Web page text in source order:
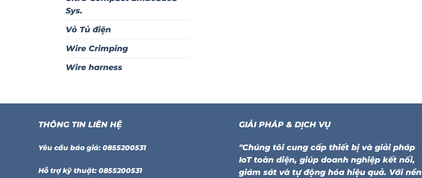
Sys.
Vỏ Tủ điện
Wire Crimping
Wire harness
THÔNG TIN LIÊN HỆ
Yêu cầu báo giá: 0855200531
Hỗ trợ kỹ thuật: 0855200531
GIẢI PHÁP & DỊCH VỤ
"Chúng tôi cung cấp thiết bị và giải pháp
IoT toàn diện, giúp doanh nghiệp kết nối,
giám sát và tự động hóa hiệu quả. Với nền